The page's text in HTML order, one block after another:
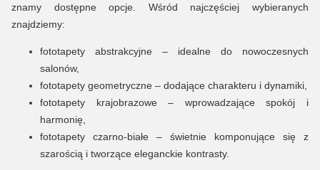
znamy dostępne opcje. Wśród najczęściej wybieranych
znajdziemy:
fototapety abstrakcyjne – idealne do nowoczesnych
salonów,
fototapety geometryczne – dodające charakteru i dynamiki,
fototapety krajobrazowe – wprowadzające spokój i
harmonię,
fototapety czarno-białe – świetnie komponujące się z
szarością i tworzące eleganckie kontrasty.